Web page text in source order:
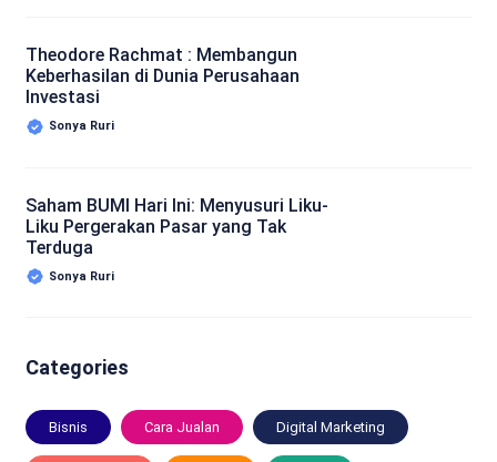
Theodore Rachmat : Membangun
Keberhasilan di Dunia Perusahaan
Investasi
Sonya Ruri
Saham BUMI Hari Ini: Menyusuri Liku-
Liku Pergerakan Pasar yang Tak
Terduga
Sonya Ruri
Categories
Bisnis Cara Jualan Digital Marketing